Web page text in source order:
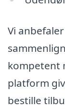
Vi
kompetent
platform
bestille